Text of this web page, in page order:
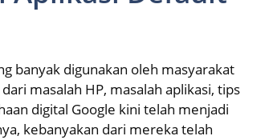
banyak digunakan oleh masyarakat
masalah HP, masalah aplikasi, tips
digital Google kini telah menjadi
kebanyakan dari mereka telah